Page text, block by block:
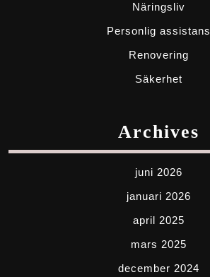
Näringsliv
Personlig assistans
Renovering
Säkerhet
Archives
juni 2026
januari 2026
april 2025
mars 2025
december 2024